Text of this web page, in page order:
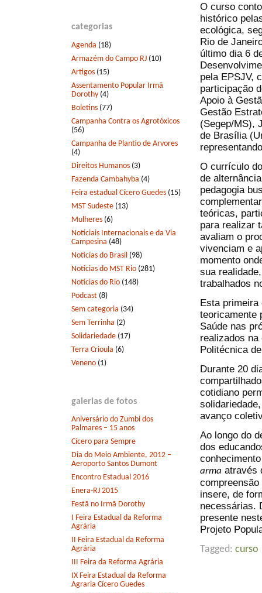
categorias
Agenda (18)
Armazém do Campo RJ (10)
Artigos (15)
Assentamento Popular Irmã
Dorothy (4)
Boletins (77)
Campanha Contra os Agrotóxicos
(56)
Campanha de Plantio de Arvores
(4)
Direitos Humanos (3)
Fazenda Cambahyba (4)
Feira estadual Cícero Guedes (15)
MST Sudeste (13)
Mulheres (6)
Notíciais Internacionais e da Via
Campesina (48)
Notícias do Brasil (98)
Notícias do MST Rio (281)
Notícias do Rio (148)
Podcast (8)
Sem categoria (34)
Sem Terrinha (2)
Solidariedade (17)
Terra Crioula (6)
Veneno (1)
galerias de fotos
Aniversário do Zumbi dos
Palmares – 15 anos
Cícero para Sempre
Dia do Meio Ambiente, 2012 –
Aeroporto Santos Dumont
Encontro Estadual 2016
Enera-RJ 2015
Festã no Irmã Dorothy
I Feira Estadual da Reforma
Agrária
II Feira Estadual da Reforma
Agrária
III Feira da Reforma Agrária
IX Feira Estadual da Reforma
Agraria Cícero Guedes
O curso
histórico
ecológica,
Rio de
último dia 6
pela EPSJV,
participação
Apoio à
Gestão
(Segep/MS),
de Brasília
O currículo
de
pedagogia
teóricas,
para realizar
avaliam o
vivenciam e
momento
sua
trabalhados
Esta primeira
teoricamente
Saúde nas
realizados
Politécnica
Durante 20
cotidiano
avanço
Ao longo do
dos
arma através
insere, de
necessárias.
presente
Projeto
Tagged: curso